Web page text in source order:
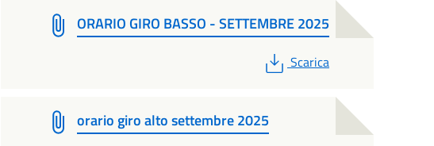
ORARIO GIRO BASSO - SETTEMBRE 2025
PDF
Scarica
orario giro alto settembre 2025